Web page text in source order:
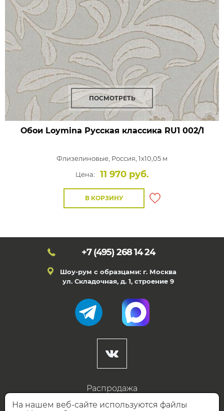
ПОСМОТРЕТЬ
Обои Loymina Русская классика RU1 002/1
Флизелиновые, Россия, 1x10,05 м
Цена:
11 970 руб.
В КОРЗИНУ
+7 (495) 268 14 24
Шоу-рум с образцами: г. Москва
ул. Складочная, д. 1, строение 9
Распродажа
Готовые дизайны
На нашем веб-сайте используются файлы